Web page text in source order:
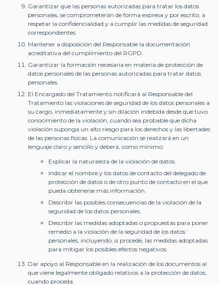
Garantizar que las personas autorizadas para tratar los datos
personales, se comprometerán de forma expresa y por escrito, a
respetar la confidencialidad y a cumplir las medidas de seguridad
correspondientes.
Mantener a disposición del Responsable la documentación
acreditativa del cumplimiento del RGPD.
Garantizar la formación necesaria en materia de protección de
datos personales de las personas autorizadas para tratar datos
personales.
El Encargado del Tratamiento notificará al Responsable del
Tratamiento las violaciones de seguridad de los datos personales a
su cargo, inmediatamente y sin dilación indebida desde que tuvo
conocimiento de la violación, cuando sea probable que dicha
violación suponga un alto riesgo para los derechos y las libertades
de las personas físicas. La comunicación se realizará en un
lenguaje claro y sencillo y deberá, como mínimo:
Explicar la naturaleza de la violación de datos.
Indicar el nombre y los datos de contacto del delegado de
protección de datos o de otro punto de contacto en el que
pueda obtenerse más información.
Describir las posibles consecuencias de la violación de la
seguridad de los datos personales.
Describir las medidas adoptadas o propuestas para poner
remedio a la violación de la seguridad de los datos
personales, incluyendo, si procede, las medidas adoptadas
para mitigar los posibles efectos negativos.
Dar apoyo al Responsable en la realización de los documentos al
que viene legalmente obligado relativos a la protección de datos,
cuando proceda.